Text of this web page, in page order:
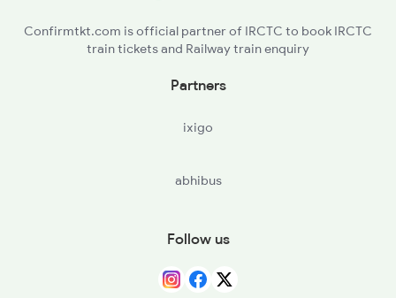
CAER - Chhanera
Confirmtkt.com is official partner of IRCTC to book IRCTC
train tickets and Railway train enquiry
Partners
ixigo
abhibus
Follow us